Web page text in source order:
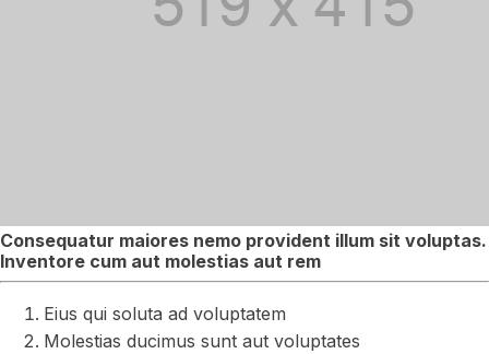
Consequatur maiores nemo provident illum sit voluptas.
Inventore cum aut molestias aut rem
Eius qui soluta ad voluptatem
Molestias ducimus sunt aut voluptates